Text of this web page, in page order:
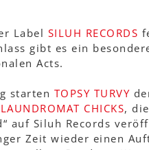
Label SILUH RECORDS
gibt es ein
Acts.
starten TOPSY TURVY
LAUNDROMAT CHICKS,
auf Siluh Records
Zeit wieder einen